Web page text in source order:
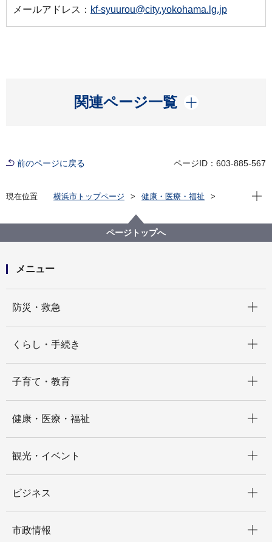
メールアドレス： kf-syuurou@city.yokohama.lg.jp
関連ページ一覧
開く
前のページに戻る ページID：603-885-567
現在位置 横浜市トップページ
健康・医療・福祉
障害福祉サービス・制度一覧
はまらいぜーしょん（障害者雇用に関するパンフレッ
ト）
現在
ページトップへ
メニュー
防災・救急
くらし・手続き
子育て・教育
健康・医療・福祉
観光・イベント
ビジネス
市政情報